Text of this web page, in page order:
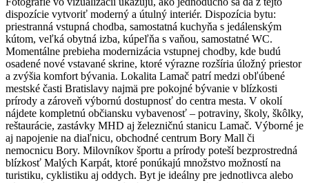
dispozície vytvoriť moderný a útulný interiér. Dispozícia bytu:
priestranná vstupná chodba, samostatná kuchyňa s jedálenským
kútom, veľká obytná izba, kúpeľňa s vaňou, samostatné WC.
Momentálne prebieha modernizácia vstupnej chodby, kde budú
osadené nové vstavané skrine, ktoré výrazne rozšíria úložný priestor
a zvýšia komfort bývania. Lokalita Lamač patrí medzi obľúbené
mestské časti Bratislavy najmä pre pokojné bývanie v blízkosti
prírody a zároveň výbornú dostupnosť do centra mesta. V okolí
nájdete kompletnú občiansku vybavenosť – potraviny, školy, škôlky,
reštaurácie, zastávky MHD aj železničnú stanicu Lamač. Výborné je
aj napojenie na diaľnicu, obchodné centrum Bory Mall či
nemocnicu Bory. Milovníkov športu a prírody poteší bezprostredná
blízkosť Malých Karpát, ktoré ponúkajú množstvo možností na
turistiku, cyklistiku aj oddych. Byt je ideálny pre jednotlivca alebo